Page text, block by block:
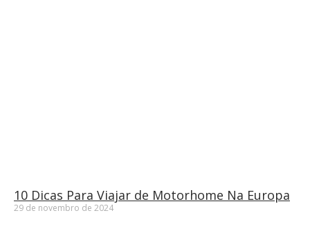
10 Dicas Para Viajar de Motorhome Na Europa
29 de novembro de 2024